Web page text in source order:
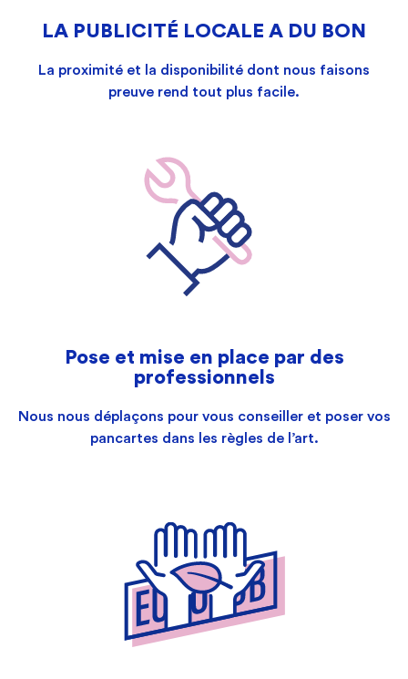
LA PUBLICITÉ LOCALE A DU BON
La proximité et la disponibilité dont nous faisons
preuve rend tout plus facile.
Pose et mise en place par des
professionnels
Nous nous déplaçons pour vous conseiller et poser vos
pancartes dans les règles de l’art.